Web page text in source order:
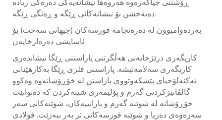
ڕۆشتنی جیاکەرەوە هەروەها نیشانەیەکی دەرەکی زیادە
دەبەخشن بۆ نیشانەکانی ڕێگە و ڕەنگی ڕێگە.
بەردەوامبوون لە دەرەنجامە قورسەکان (جیھانی سەخت) بۆ
ئاسایشی دەرەازخایەن
کاریگەری درێژخایەنی هەڵگرتنی پاراستنی ڕێگا نیشاندەری
کاریگەری سەلامەتیشە. پاراستنی فلزی ڕێگا بەکارهێنانی
تەکنەلۆجیای پێشکەوتووی پاراستن لە خۆڕۆشانەوە وەکوو
گالڤانیزکردنی گەرم و پۆلیمەری شینەکردن کە دەتوانێت
خۆڕۆشانە لە شوێنە گەرم و بارانییەکان، شوێنەکانی سەر
سەرەوەی دەریا و شوێنە قورسەکانی تر بەر ببەزێت. فولادی